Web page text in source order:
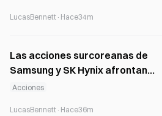
empleo de EE. UU.
LucasBennett · Hace34m
Las acciones surcoreanas de
Samsung y SK Hynix afrontan
correcciones, mientras los
Acciones
LucasBennett · Hace36m